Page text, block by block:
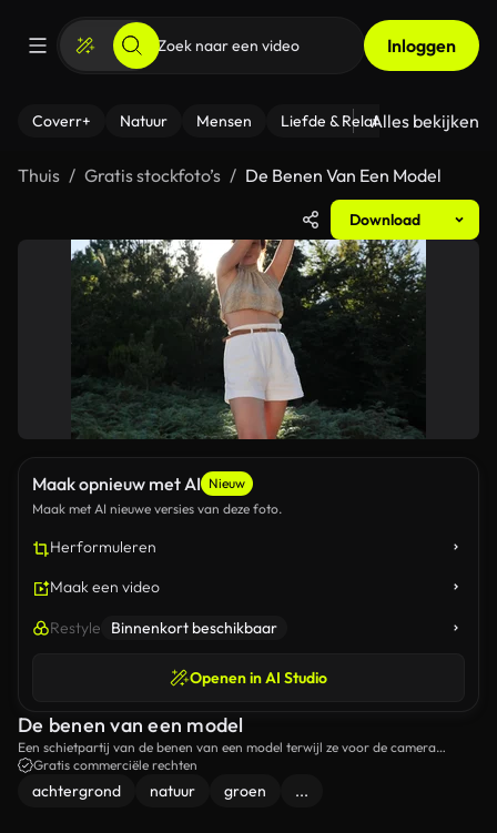
Inloggen
Coverr+ Natuur Mensen Liefde & Relaties - Fitness
Alles bekijken
Thuis Gratis stockfoto’s De Benen Van Een Model
Download
Maak opnieuw met AI Nieuw
Maak met AI nieuwe versies van deze foto.
Herformuleren
Maak een video
Restyle Binnenkort beschikbaar
Openen in AI Studio
De benen van een model
Een schietpartij van de benen van een model terwijl ze voor de camera
poseert.
Gratis commerciële rechten
achtergrond natuur groen ...